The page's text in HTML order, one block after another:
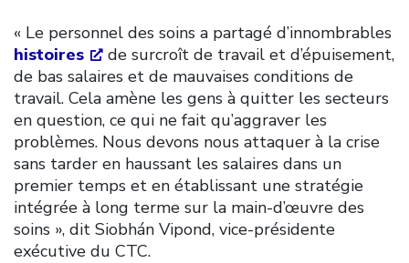
« Le personnel des soins a partagé d’innombrables
histoires
de surcroît de travail et d’épuisement,
de bas salaires et de mauvaises conditions de
travail. Cela amène les gens à quitter les secteurs
en question, ce qui ne fait qu’aggraver les
problèmes. Nous devons nous attaquer à la crise
sans tarder en haussant les salaires dans un
premier temps et en établissant une stratégie
intégrée à long terme sur la main-d’œuvre des
soins », dit Siobhán Vipond, vice-présidente
exécutive du CTC.